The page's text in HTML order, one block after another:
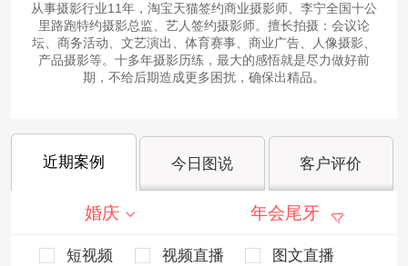
从事摄影行业11年，淘宝天猫签约商业摄影师、李宁全国十公
里路跑特约摄影总监、艺人签约摄影师。擅长拍摄：会议论
坛、商务活动、文艺演出、体育赛事、商业广告、人像摄影、
产品摄影等。十多年摄影历练，最大的感悟就是尽力做好前
期，不给后期造成更多困扰，确保出精品。
近期案例 今日图说 客户评价
婚庆 年会尾牙
短视频 视频直播
图文直播